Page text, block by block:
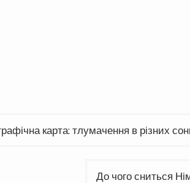
карта: тлумачення в різних
До чого сниться